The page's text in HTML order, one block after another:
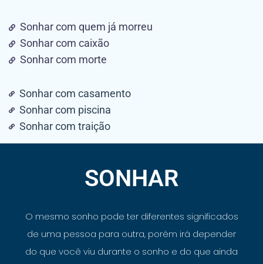
Sonhar com quem já morreu
Sonhar com caixão
Sonhar com morte
Sonhar com casamento
Sonhar com piscina
Sonhar com traição
SONHAR
O mesmo sonho pode ter diferentes significados
de uma pessoa para outra, porém irá depender
do que você viu durante o sonho e do que ainda